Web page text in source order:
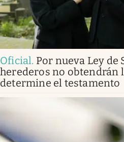
Oficial. Por nueva Ley de
herederos no obtendrán
determine el testamento